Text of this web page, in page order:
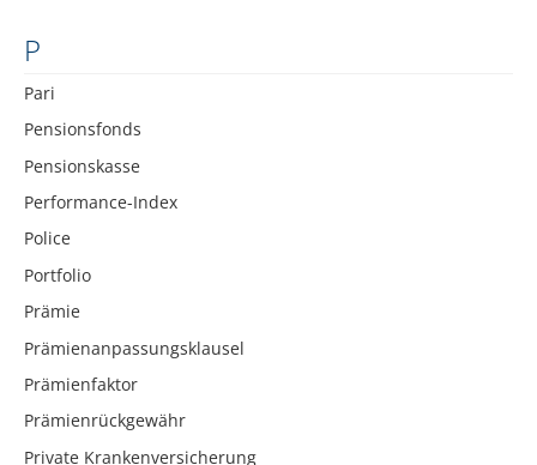
P
Pari
Pensionsfonds
Pensionskasse
Performance-Index
Police
Portfolio
Prämie
Prämienanpassungsklausel
Prämienfaktor
Prämienrückgewähr
Private Krankenversicherung